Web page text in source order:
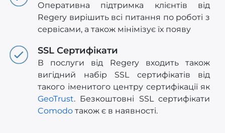
Оперативна підтримка клієнтів від
Regery вирішить всі питання по роботі з
сервісами, а також мінімізує їх появу
SSL Сертифікати
В послуги від Regery входить також
вигідний набір SSL сертифікатів від
такого іменитого центру сертифікації як
GeoTrust. Безкоштовні SSL сертифікати
Comodo також є в наявності.